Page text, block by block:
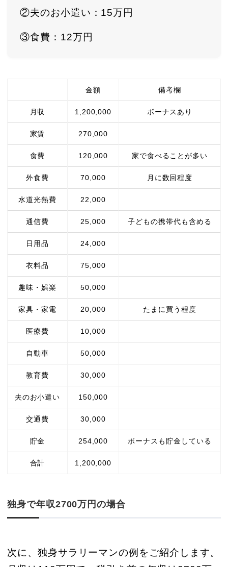
②夫のお小遣い：15万円
③食費：12万円
金額 備考欄
月収 1,200,000 ボーナスあり
家賃 270,000
食費 120,000 家で食べることが多い
外食費 70,000 月に数回程度
水道光熱費 22,000
通信費 25,000 子どもの携帯代も含める
日用品 24,000
衣料品 75,000
趣味・娯楽 50,000
家具・家電 20,000 たまに買う程度
医療費 10,000
自動車 50,000
教育費 30,000
夫のお小遣い 150,000
交通費 30,000
貯金 254,000 ボーナスも貯金している
合計 1,200,000
独身で年収2700万円の場合
次に、独身サラリーマンの例をご紹介します。